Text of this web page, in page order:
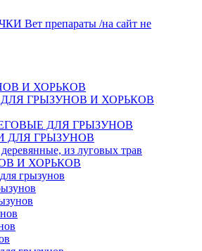
Вет препараты /на сайт не
И ХОРЬКОВ
ГРЫЗУНОВ И ХОРЬКОВ
ДЛЯ ГРЫЗУНОВ
ДЛЯ ГРЫЗУНОВ
из луговых трав
И ХОРЬКОВ
грызунов